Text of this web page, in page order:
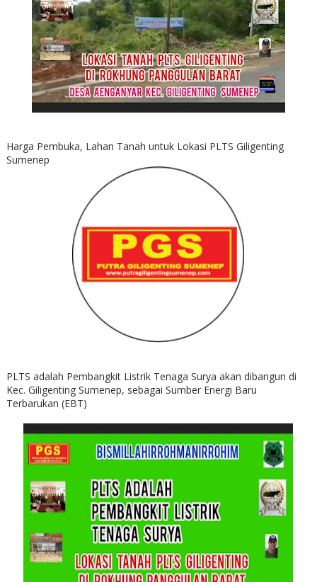
Harga Pembuka, Lahan Tanah untuk Lokasi PLTS Giligenting
Sumenep
PLTS adalah Pembangkit Listrik Tenaga Surya akan dibangun di
Kec. Giligenting Sumenep, sebagai Sumber Energi Baru
Terbarukan (EBT)